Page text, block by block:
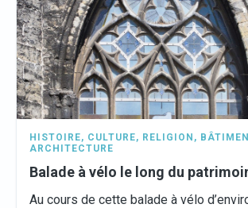
HISTOIRE, CULTURE, RELIGION ,
ARCHITECTURE
Balade à vélo le long du
Au cours de cette balade à vélo